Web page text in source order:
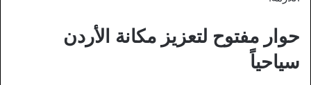
حوار مفتوح لتعزيز مكانة الأردن
سياحياً